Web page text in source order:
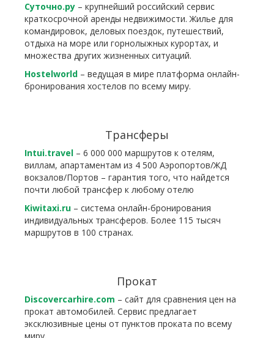
Суточно.ру – крупнейший российский сервис
краткосрочной аренды недвижимости. Жилье для
командировок, деловых поездок, путешествий,
отдыха на море или горнолыжных курортах, и
множества других жизненных ситуаций.
Hostelworld – ведущая в мире платформа онлайн-
бронирования хостелов по всему миру.
Трансферы
Intui.travel – 6 000 000 маршрутов к отелям,
виллам, апартаментам из 4 500 Аэропортов/ЖД
вокзалов/Портов – гарантия того, что найдется
почти любой трансфер к любому отелю
Kiwitaxi.ru – система онлайн-бронирования
индивидуальных трансферов. Более 115 тысяч
маршрутов в 100 странах.
Прокат
Discovercarhire.com – сайт для сравнения цен на
прокат автомобилей. Сервис предлагает
эксклюзивные цены от пунктов проката по всему